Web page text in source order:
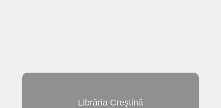
Librăria Creștină